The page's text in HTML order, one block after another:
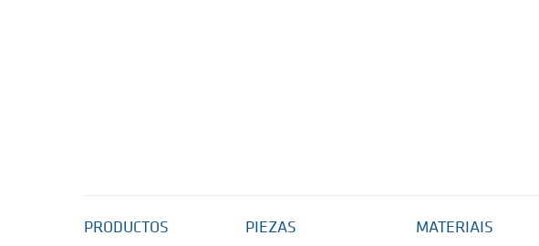
PRODUCTOS PIEZAS MATERIAIS